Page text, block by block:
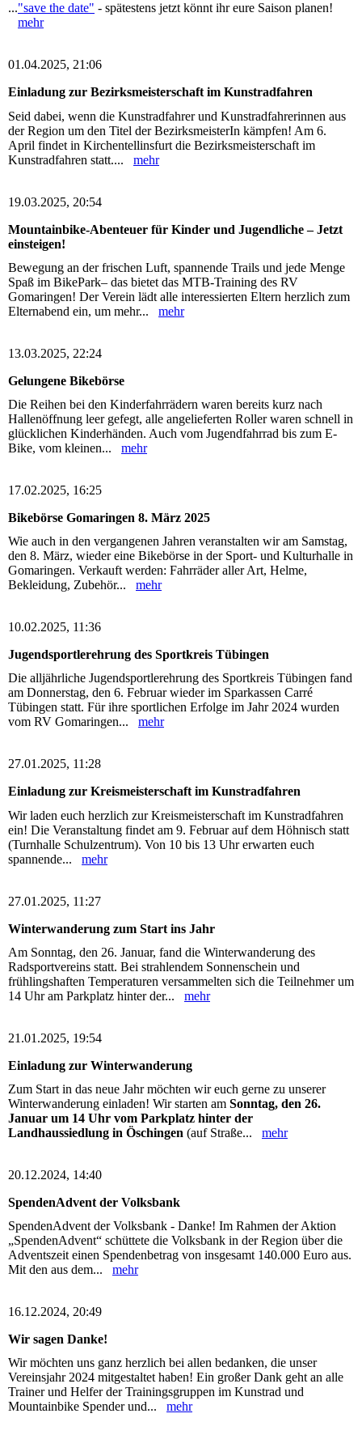
..."save the date" - spätestens jetzt könnt ihr eure Saison planen!
mehr
01.04.2025, 21:06
Einladung zur Bezirksmeisterschaft im Kunstradfahren
Seid dabei, wenn die Kunstradfahrer und Kunstradfahrerinnen aus
der Region um den Titel der BezirksmeisterIn kämpfen! Am 6.
April findet in Kirchentellinsfurt die Bezirksmeisterschaft im
Kunstradfahren statt.... mehr
19.03.2025, 20:54
Mountainbike-Abenteuer für Kinder und Jugendliche – Jetzt
einsteigen!
Bewegung an der frischen Luft, spannende Trails und jede Menge
Spaß im BikePark– das bietet das MTB-Training des RV
Gomaringen! Der Verein lädt alle interessierten Eltern herzlich zum
Elternabend ein, um mehr... mehr
13.03.2025, 22:24
Gelungene Bikebörse
Die Reihen bei den Kinderfahrrädern waren bereits kurz nach
Hallenöffnung leer gefegt, alle angelieferten Roller waren schnell in
glücklichen Kinderhänden. Auch vom Jugendfahrrad bis zum E-
Bike, vom kleinen... mehr
17.02.2025, 16:25
Bikebörse Gomaringen 8. März 2025
Wie auch in den vergangenen Jahren veranstalten wir am Samstag,
den 8. März, wieder eine Bikebörse in der Sport- und Kulturhalle in
Gomaringen. Verkauft werden: Fahrräder aller Art, Helme,
Bekleidung, Zubehör... mehr
10.02.2025, 11:36
Jugendsportlerehrung des Sportkreis Tübingen
Die alljährliche Jugendsportlerehrung des Sportkreis Tübingen fand
am Donnerstag, den 6. Februar wieder im Sparkassen Carré
Tübingen statt. Für ihre sportlichen Erfolge im Jahr 2024 wurden
vom RV Gomaringen... mehr
27.01.2025, 11:28
Einladung zur Kreismeisterschaft im Kunstradfahren
Wir laden euch herzlich zur Kreismeisterschaft im Kunstradfahren
ein! Die Veranstaltung findet am 9. Februar auf dem Höhnisch statt
(Turnhalle Schulzentrum). Von 10 bis 13 Uhr erwarten euch
spannende... mehr
27.01.2025, 11:27
Winterwanderung zum Start ins Jahr
Am Sonntag, den 26. Januar, fand die Winterwanderung des
Radsportvereins statt. Bei strahlendem Sonnenschein und
frühlingshaften Temperaturen versammelten sich die Teilnehmer um
14 Uhr am Parkplatz hinter der... mehr
21.01.2025, 19:54
Einladung zur Winterwanderung
Zum Start in das neue Jahr möchten wir euch gerne zu unserer
Winterwanderung einladen! Wir starten am Sonntag, den 26.
Januar um 14 Uhr vom Parkplatz hinter der
Landhaussiedlung in Öschingen (auf Straße... mehr
20.12.2024, 14:40
SpendenAdvent der Volksbank
SpendenAdvent der Volksbank - Danke! Im Rahmen der Aktion
„SpendenAdvent“ schüttete die Volksbank in der Region über die
Adventszeit einen Spendenbetrag von insgesamt 140.000 Euro aus.
Mit den aus dem... mehr
16.12.2024, 20:49
Wir sagen Danke!
Wir möchten uns ganz herzlich bei allen bedanken, die unser
Vereinsjahr 2024 mitgestaltet haben! Ein großer Dank geht an alle
Trainer und Helfer der Trainingsgruppen im Kunstrad und
Mountainbike Spender und... mehr